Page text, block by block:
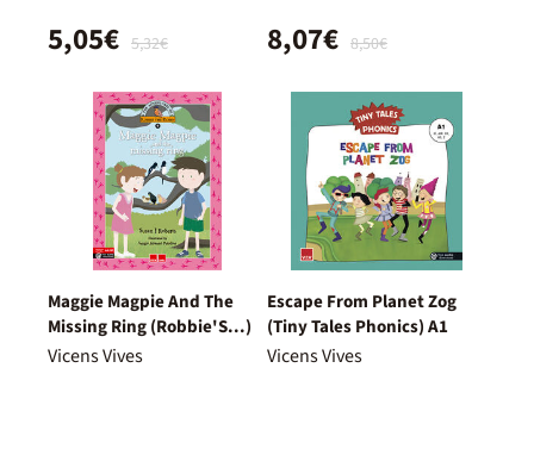
5,32€
5,05€ 8,50€
8,07€
Maggie Magpie And The
Missing Ring (Robbie'S...)
Vicens Vives
Escape From Planet Zog
(Tiny Tales Phonics) A1
Vicens Vives